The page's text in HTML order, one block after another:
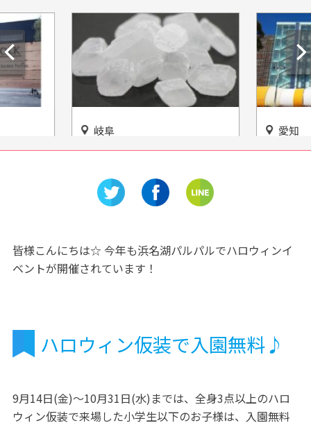
FOLK
岐阜
知らなかった！氷砂糖の世界
こう♪
愛知
科学の
皆様こんにちは☆ 今年も浜名湖パルパルでハロウィンイ
ベントが開催されています！
ハロウィン仮装で入園無料♪
9月14日(金)～10月31日(水)までは、全身3点以上のハロ
ウィン仮装で来場した小学生以下のお子様は、入園無料